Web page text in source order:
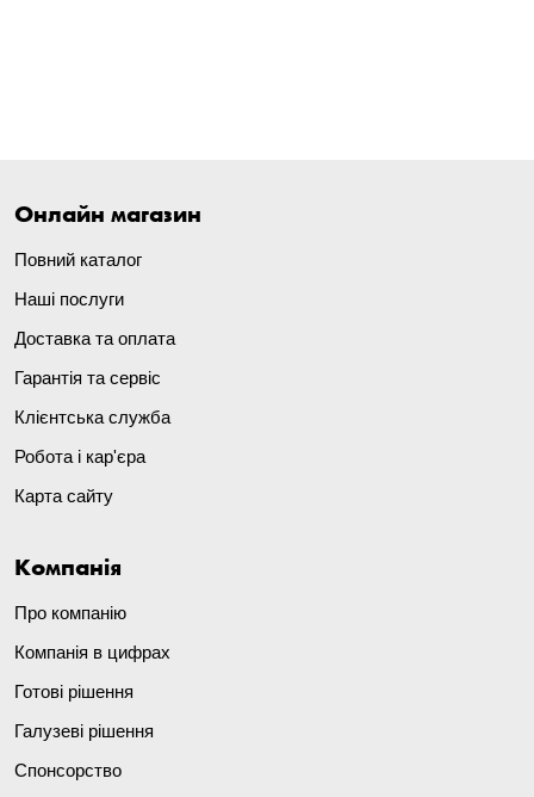
Онлайн магазин
Повний каталог
Наші послуги
Доставка та оплата
Гарантія та сервіс
Клієнтська служба
Робота і кар'єра
Карта сайту
Компанія
Про компанію
Компанія в цифрах
Готові рішення
Галузеві рішення
Спонсорство